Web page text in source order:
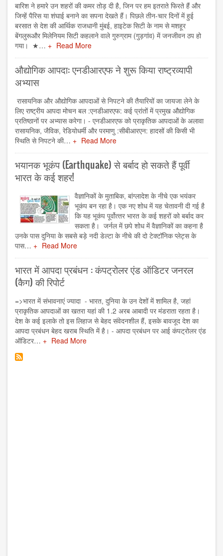
बारिश ने हमारे उन शहरों की कमर तोड़ दी है, जिन पर हम इतराते फिरते हैं और
जिन्हें पैरिस या शंघाई बनाने का सपना देखते हैं। पिछले तीन-चार दिनों में हुई
बरसात से देश की आर्थिक राजधानी मुंबई, हाइटेक सिटी के नाम से मशहूर
बेंगलुरूऔर मिलेनियम सिटी कहलाने वाले गुरुग्राम (गुड़गांव) में जनजीवन ठप हो
गया। ★…
Read More
औद्योगिक आपदा: एनडीआरएफ ने शुरू किया राष्ट्रव्यापी
अभ्यास
रासायनिक और औद्योगिक आपदाओं से निपटने की तैयारियों का जायजा लेने के
लिए राष्ट्रीय आपदा मोचन बल :एनडीआरएफ: कई प्रांतों में प्रमुख औद्योगिक
प्रतिष्ठानों पर अभ्यास करेगा। - एनडीआरएफ को प्राकृतिक आपदाओं के अलावा
रासायनिक, जैविक, रेडियोधर्मी और परमाणु :सीबीआरएन: हादसों की किसी भी
स्थिति से निपटने की…
Read More
भयानक भूकंप (Earthquake) से बर्बाद हो सकते हैं पूर्वी
भारत के कई शहर!
वैज्ञानिकों के मुताबिक, बांग्‍लादेश के नीचे एक भयंकर
भूकंप बन रहा है। एक नए शोध में यह चेतावनी दी गई है
कि यह भूकंप पूर्वोत्‍तर भारत के कई शहरों को बर्बाद कर
सकता है। जर्नल में छपे शोध में वैज्ञानिकों का कहना है
उनके पास दुनिया के सबसे बड़े नदी डेल्‍टा के नीचे की दो टेक्‍टॉनिक प्‍लेट्स के
पास…
Read More
भारत में आपदा प्रबंधन : कंपट्रोलर एंड ऑडिटर जनरल
(कैग) की रिपोर्ट
=>​भारत में संभावनाएं ज्यादा - भारत, दुनिया के उन देशों में शामिल है, जहां
प्राकृतिक आपदाओं का खतरा यहां की 1.2 अरब आबादी पर मंडराता रहता है।
देश के कई इलाके तो इस लिहाज से बेहद संवेदनशील हैं, इसके बावजूद देश का
आपदा प्रबंधन बेहद खराब स्थिति में है। - आपदा प्रबंधन पर आई कंपट्रोलर एंड
ऑडिटर…
Read More